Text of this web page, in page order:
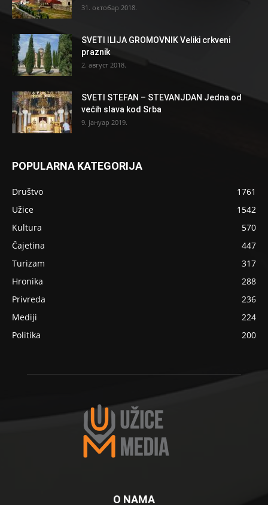
31. октобар 2018.
SVETI ILIJA GROMOVNIK Veliki crkveni
praznik
2. август 2018.
SVETI STEFAN – STEVANJDAN Jedna od
većih slava kod Srba
9. јануар 2019.
POPULARNA KATEGORIJA
Društvo
1761
Užice
1542
Kultura
570
Čajetina
447
Turizam
317
Hronika
288
Privreda
236
Mediji
224
Politika
200
O NAMA